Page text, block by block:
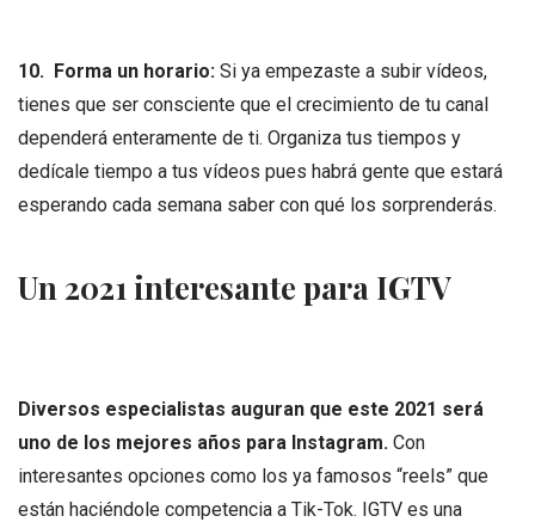
10. Forma un horario: Si ya empezaste a subir vídeos,
tienes que ser consciente que el crecimiento de tu canal
dependerá enteramente de ti. Organiza tus tiempos y
dedícale tiempo a tus vídeos pues habrá gente que estará
esperando cada semana saber con qué los sorprenderás.
Un 2021 interesante para IGTV
Diversos especialistas auguran que este 2021 será
uno de los mejores años para Instagram. Con
interesantes opciones como los ya famosos “reels” que
están haciéndole competencia a Tik-Tok. IGTV es una